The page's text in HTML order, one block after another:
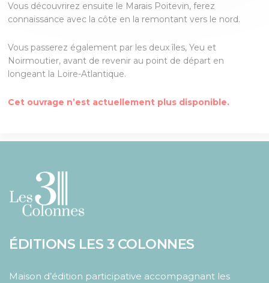
Vous découvrirez ensuite le Marais Poitevin, ferez
connaissance avec la côte en la remontant vers le nord.
Vous passerez également par les deux îles, Yeu et
Noirmoutier, avant de revenir au point de départ en
longeant la Loire-Atlantique.
Cet ouvrage n’est actuellement plus disponible.
ÉDITIONS LES 3 COLONNES
Maison d’édition participative accompagnant les